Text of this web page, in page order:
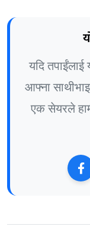
यदि तपाईंलाई
आफ्ना
एक सेयरले